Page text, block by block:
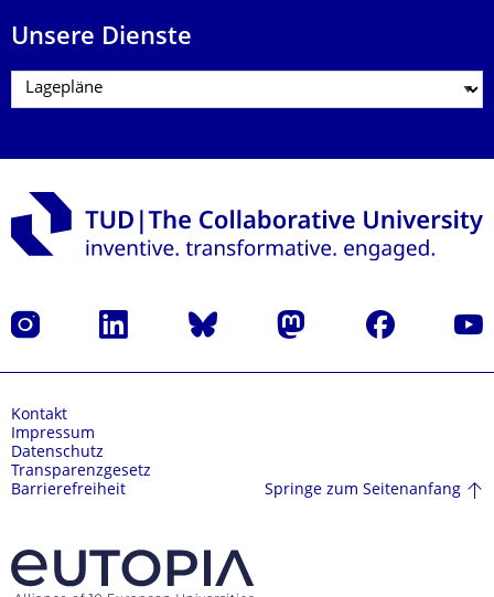
Unsere Dienste
Instagram LinkedIn Bluesky Mastodon Facebook
Kontakt
Impressum
Datenschutz
Transparenzgesetz
Barrierefreiheit
Springe zum Seitenanfang